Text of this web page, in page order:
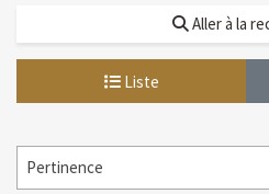
Aller à la
Liste
Pertinence